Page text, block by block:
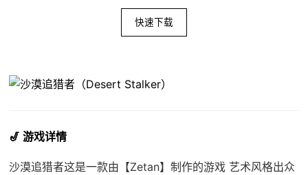
快速下载
🎷 游戏详情
沙漠追猎者这是一款由【Zetan】制作的游戏 艺术风格出众